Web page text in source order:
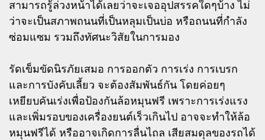
สามารถรู้ล่วงหน้าได้เลยว่าจะเจออุปสรรคใดๆบ้าง ไม่
ว่าจะเป็นสภาพถนนที่เป็นหลุมเป็นบ่อ หรือถนนที่กำลัง
ซ่อมแซม รวมถึงทัศนะวิสัยในการมอง
รัดเข็มขัดนิรภัยเสมอ การออกตัว การเร่ง การเบรก
และการบังคับเลี้ยว จะต้องสัมพันธ์กัน โดยค่อยๆ
เหยียบคันเร่งเพื่อป้องกันล้อหมุนฟรี เพราะการเร่งแรง
และเพิ่มรอบของเครื่องยนต์เร็วเกินไป อาจจะทำให้ล้อ
หมุนฟรีได้ หรืออาจเกิดการลื่นไถล เสียสมดุลของรถได้